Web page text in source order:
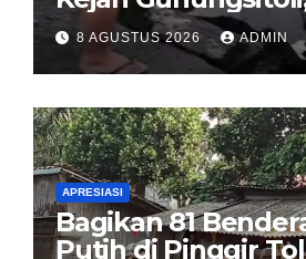
dan Usut Tuntas
Korupsi Proyek
Sirombu-Afulu
Rp321 Miliar
8 AGUSTUS 2026 ADMIN
APRESIASI
Bagikan 81
Putih di Pinggir